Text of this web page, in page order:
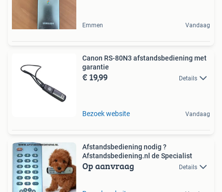
Emmen Vandaag
Canon RS-80N3 afstandsbediening met
garantie
€ 19,99 Details
Bezoek website Vandaag
Afstandsbediening nodig ?
Afstandsbediening.nl de Specialist
Op aanvraag Details